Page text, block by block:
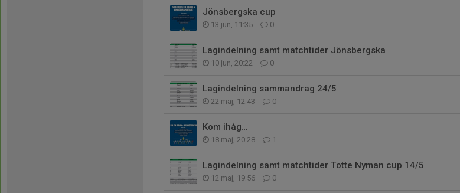
Jönsbergska cup
13 jun, 11:35 0
Lagindelning samt matchtider Jönsbergska
10 jun, 20:22 0
Lagindelning sammandrag 24/5
22 maj, 12:43 0
Kom ihåg…
18 maj, 20:28 1
Lagindelning samt matchtider Totte Nyman cup 14/5
12 maj, 19:56 0